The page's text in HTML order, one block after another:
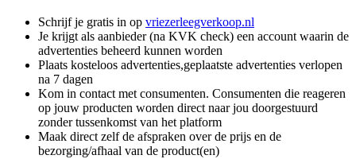
Schrijf je gratis in op vriezerleegverkoop.nl
Je krijgt als aanbieder (na KVK check) een account waarin de
advertenties beheerd kunnen worden
Plaats kosteloos advertenties,geplaatste advertenties verlopen
na 7 dagen
Kom in contact met consumenten. Consumenten die reageren
op jouw producten worden direct naar jou doorgestuurd
zonder tussenkomst van het platform
Maak direct zelf de afspraken over de prijs en de
bezorging/afhaal van de product(en)